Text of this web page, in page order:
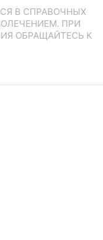
В СПРАВОЧНЫХ
ПРИ
ОБРАЩАЙТЕСЬ К